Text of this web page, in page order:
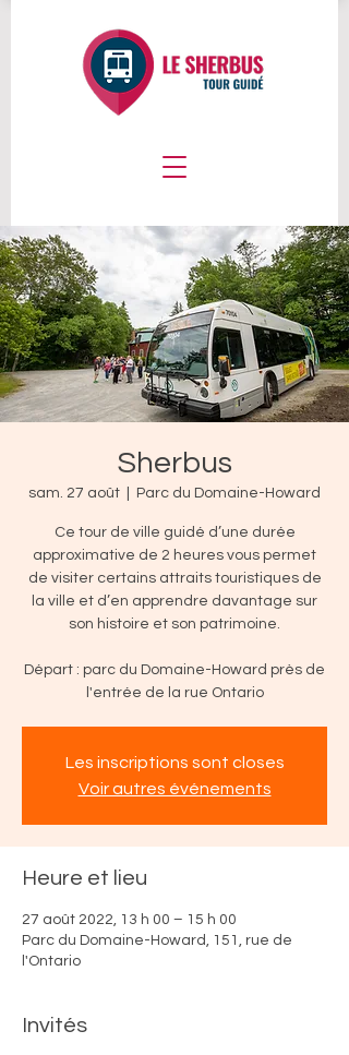
Sherbus
sam. 27 août Parc du Domaine-Howard
Ce tour de ville guidé d’une durée
approximative de 2 heures vous permet
de visiter certains attraits touristiques de
la ville et d’en apprendre davantage sur
son histoire et son patrimoine.
Départ : parc du Domaine-Howard près de
l'entrée de la rue Ontario
Les inscriptions sont closes
Voir autres événements
Heure et lieu
27 août 2022, 13 h 00 – 15 h 00
Parc du Domaine-Howard, 151, rue de
l'Ontario
Invités